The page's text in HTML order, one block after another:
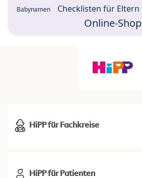
Babynamen Checklisten für Eltern
Online-Shop
HiPP für Fachkreise
HiPP für Patienten